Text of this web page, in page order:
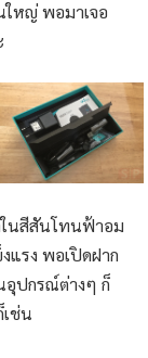
หญ่ พอมาเจอ
ในสีสันโทนฟ้าอม
รง พอเปิดฝาก
อุปกรณ์ต่างๆ ก็
ช่น